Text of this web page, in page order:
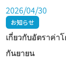
2026/04/30
お知らせ
เกี่ยวกับอัตราค่า
กันยายน